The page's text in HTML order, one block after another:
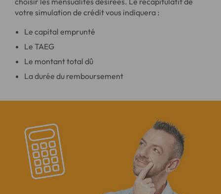
votre simulation de crédit vous indiquera :
Le capital emprunté
Le TAEG
Le montant total dû
La durée du remboursement